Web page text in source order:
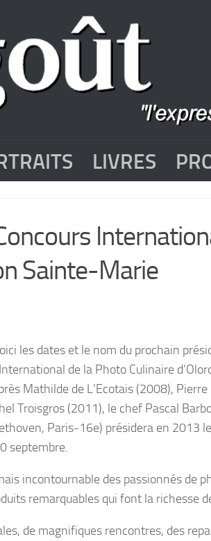
LIVRES
Sainte-Marie
les dates et le nom du prochain
de la Photo Culinaire
Mathilde de L’Ecotais (2008),
Troisgros (2011), le chef Pascal
Paris-16e) présidera en 2013
septembre.
incontournable des passionnés de
remarquables qui font la richesse
de magnifiques rencontres, des